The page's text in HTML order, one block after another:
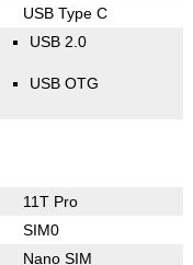
USB Type C
USB 2.0
USB OTG
11T Pro
SIM0
Nano SIM